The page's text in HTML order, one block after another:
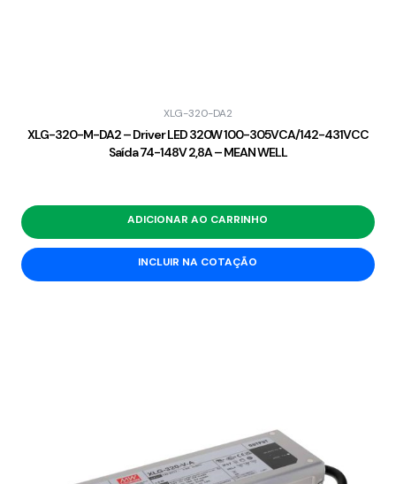
XLG-320-DA2
XLG-320-M-DA2 – Driver LED 320W 100-305VCA/142-431VCC
Saída 74-148V 2,8A – MEAN WELL
ADICIONAR AO CARRINHO
INCLUIR NA COTAÇÃO